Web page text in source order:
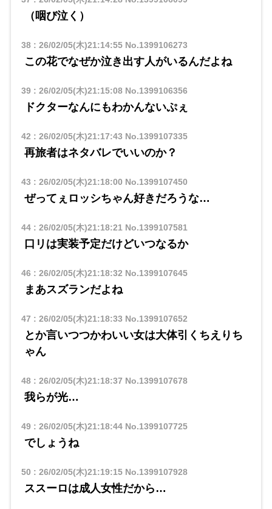
（咽び泣く）
38: 26/02/05(木)21:14:55No.1399106273
この花でなぜか泣き出す人がいるんだよね
39: 26/02/05(木)21:15:08No.1399106356
ドクターなんにもわかんないぷぇ
42 : 26/02/05(木)21:17:43 No.1399107335
再旅者はネタバレでいいのか？
43 : 26/02/05(木)21:18:00 No.1399107450
ぜってぇロッシちゃん好きだろうな…
44: 26/02/05(木)21:18:21 No.1399107581
口リは実装予定だけどいつなるか
46 : 26/02/05(木)21:18:32 No.1399107645
まあスズランだよね
47 : 26/02/05(木)21:18:33 No.1399107652
とか言いつつかわいい女は大体引くちえりち
ゃん
48: 26/02/05(木)21:18:37 No.1399107678
我らが光…
49: 26/02/05(木)21:18:44No.1399107725
でしょうね
50 : 26/02/05(木)21:19:15No.1399107928
ススーロは成人女性だから…